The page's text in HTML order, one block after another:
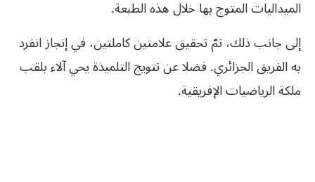
الميداليات المتوج بها خلال هذه الطبعة.
إلى جانب ذلك، تمّ تحقيق علامتين كاملتين، في إنجاز انفرد
به الفريق الجزائري. فضلا عن تتويج التلميذة يحي آلاء بلقب
ملكة الرياضيات الإفريقية.